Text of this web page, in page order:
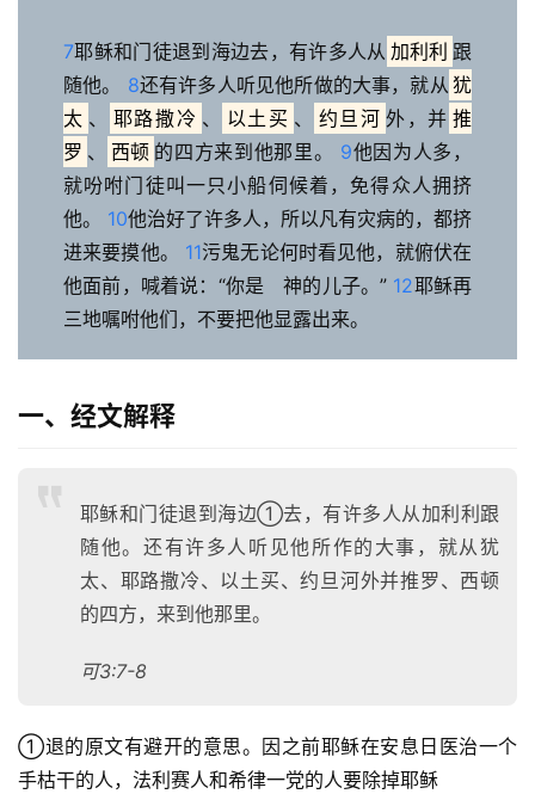
7耶稣和门徒退到海边去，有许多人从 加利利 跟
随他。 8还有许多人听见他所做的大事，就从 犹
太 、 耶路撒冷 、 以土买 、 约旦河 外，并 推
罗 、 西顿 的四方来到他那里。 9他因为人多，
就吩咐门徒叫一只小船伺候着，免得众人拥挤
他。 10他治好了许多人，所以凡有灾病的，都挤
进来要摸他。 11污鬼无论何时看见他，就俯伏在
他面前，喊着说：“你是　神的儿子。” 12耶稣再
三地嘱咐他们，不要把他显露出来。
一、经文解释
耶稣和门徒退到海边①去，有许多人从加利利跟
随他。还有许多人听见他所作的大事，就从犹
太、耶路撒冷、以土买、约旦河外并推罗、西顿
的四方，来到他那里。
可3:7-8
①退的原文有避开的意思。因之前耶稣在安息日医治一个
手枯干的人，法利赛人和希律一党的人要除掉耶稣